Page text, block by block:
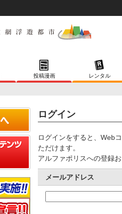
投稿漫画 レンタル
ログイン
ログインをすると、Web
ただけます。
アルファポリスへの登録
メールアドレス